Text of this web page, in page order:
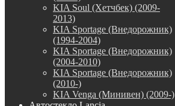
KIA Soul (Хетчбек) (2009-
2013)
KIA Sportage (Внедорожник)
(1994-2004)
KIA Sportage (Внедорожник)
(2004-2010)
KIA Sportage (Внедорожник)
(2010-)
KIA Venga (Минивен) (2009-)